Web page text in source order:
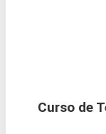
Curso de